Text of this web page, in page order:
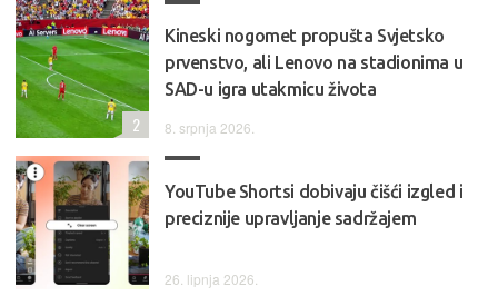
Kineski nogomet propušta Svjetsko
prvenstvo, ali Lenovo na stadionima u
SAD-u igra utakmicu života
8. srpnja 2026.
2
YouTube Shortsi dobivaju čišći izgled i
preciznije upravljanje sadržajem
26. lipnja 2026.